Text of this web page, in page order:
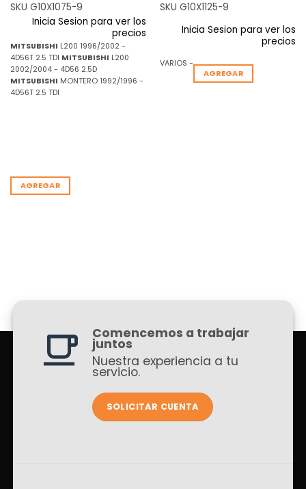
SKU G10X1075-9
Inicia Sesion para ver los
precios
MITSUBISHI L200 1996/2002 -
4D56T 2.5 TDI MITSUBISHI L200
2002/2004 - 4D56 2.5D
MITSUBISHI MONTERO 1992/1996 -
4D56T 2.5 TDI
AGREGAR
SKU G10X1125-9
Inicia Sesion para ver los
precios
VARIOS -
AGREGAR
Comencemos a trabajar
juntos
Nuestra experiencia a tu
servicio.
SOLICITAR CUENTA